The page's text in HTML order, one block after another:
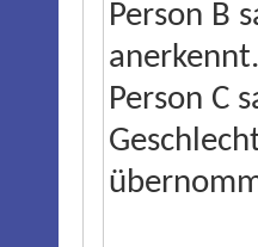
Person B
anerkennt.
Person C